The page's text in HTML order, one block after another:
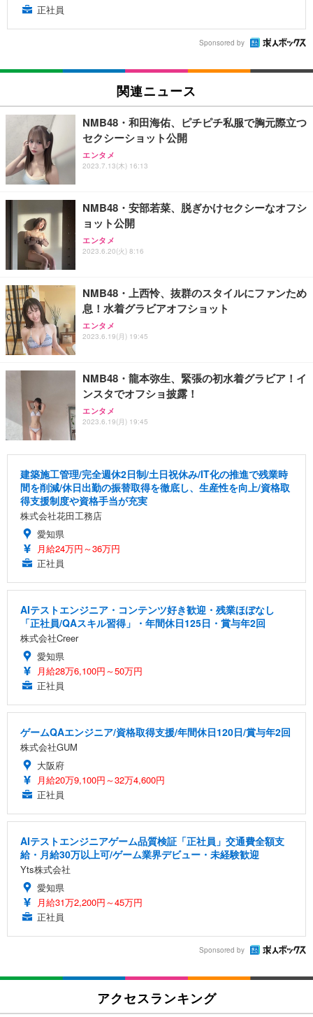
正社員
Sponsored by
関連ニュース
NMB48・和田海佑、ピチピチ私服で胸元際立つ
セクシーショット公開
エンタメ
2023.7.13(木) 16:13
NMB48・安部若菜、脱ぎかけセクシーなオフシ
ョット公開
エンタメ
2023.6.20(火) 8:16
NMB48・上西怜、抜群のスタイルにファンため
息！水着グラビアオフショット
エンタメ
2023.6.19(月) 19:45
NMB48・龍本弥生、緊張の初水着グラビア！イ
ンスタでオフショ披露！
エンタメ
2023.6.19(月) 19:45
建築施工管理/完全週休2日制/土日祝休み/IT化の推進で残業時
間を削減/休日出勤の振替取得を徹底し、生産性を向上/資格取
得支援制度や資格手当が充実
株式会社花田工務店
愛知県
月給24万円～36万円
正社員
AIテストエンジニア・コンテンツ好き歓迎・残業ほぼなし
「正社員/QAスキル習得」・年間休日125日・賞与年2回
株式会社Creer
愛知県
月給28万6,100円～50万円
正社員
ゲームQAエンジニア/資格取得支援/年間休日120日/賞与年2回
株式会社GUM
大阪府
月給20万9,100円～32万4,600円
正社員
AIテストエンジニアゲーム品質検証「正社員」交通費全額支
給・月給30万以上可/ゲーム業界デビュー・未経験歓迎
Yts株式会社
愛知県
月給31万2,200円～45万円
正社員
Sponsored by
アクセスランキング